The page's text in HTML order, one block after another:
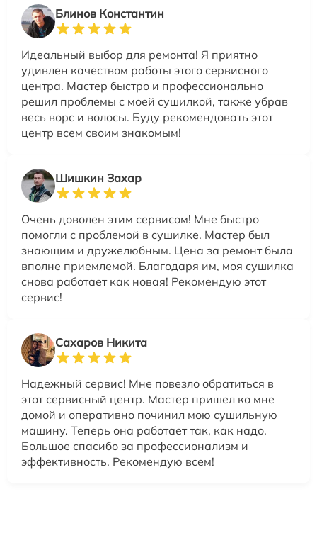
Блинов Константин
Идеальный выбор для ремонта! Я приятно
удивлен качеством работы этого сервисного
центра. Мастер быстро и профессионально
решил проблемы с моей сушилкой, также убрав
весь ворс и волосы. Буду рекомендовать этот
центр всем своим знакомым!
Шишкин Захар
Очень доволен этим сервисом! Мне быстро
помогли с проблемой в сушилке. Мастер был
знающим и дружелюбным. Цена за ремонт была
вполне приемлемой. Благодаря им, моя сушилка
снова работает как новая! Рекомендую этот
сервис!
Сахаров Никита
Надежный сервис! Мне повезло обратиться в
этот сервисный центр. Мастер пришел ко мне
домой и оперативно починил мою сушильную
машину. Теперь она работает так, как надо.
Большое спасибо за профессионализм и
эффективность. Рекомендую всем!